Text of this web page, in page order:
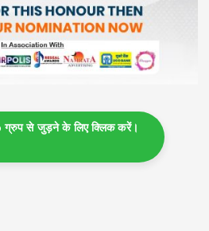
ग्रुप से जुड़ने के लिए क्लिक करें।